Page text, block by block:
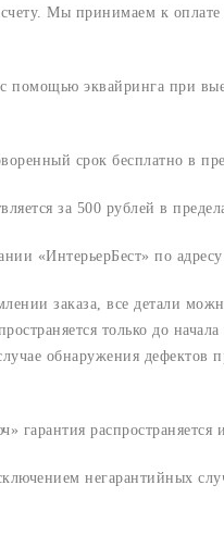
Мы принимаем к
помощью эквайринга при
срок бесплатно в
за 500 рублей в
«ИнтерьерБест» по
заказа, все детали
только до
обнаружения дефектов
распространяется
негарантийных